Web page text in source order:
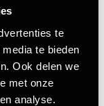
te
te bieden
Ook delen we
met onze
analyse.